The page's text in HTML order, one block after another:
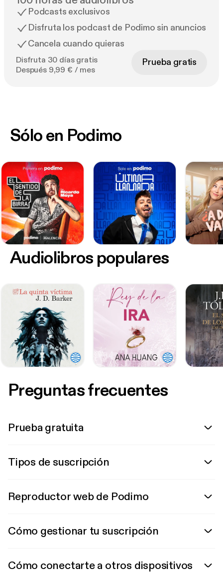
Podcasts exclusivos
Disfruta los podcast de Podimo sin anuncios
Cancela cuando quieras
Disfruta 30 días gratis
Después 9,99 € / mes
Prueba gratis
Sólo en Podimo
Audiolibros populares
Preguntas frecuentes
Prueba gratuita
Tipos de suscripción
Reproductor web de Podimo
Cómo gestionar tu suscripción
Cómo conectarte a otros dispositivos